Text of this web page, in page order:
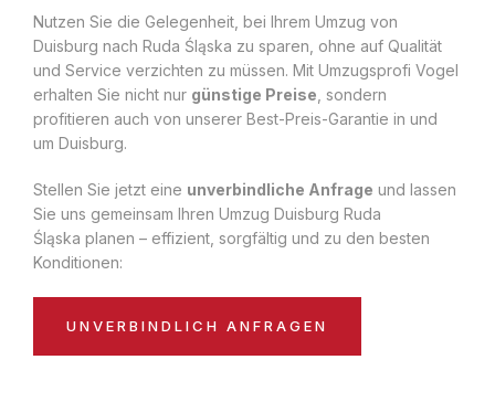
Nutzen Sie die Gelegenheit, bei Ihrem Umzug von
Duisburg nach Ruda Śląska zu sparen, ohne auf Qualität
und Service verzichten zu müssen. Mit Umzugsprofi Vogel
erhalten Sie nicht nur günstige Preise , sondern
profitieren auch von unserer Best-Preis-Garantie in und
um Duisburg.
Stellen Sie jetzt eine unverbindliche Anfrage und lassen
Sie uns gemeinsam Ihren Umzug Duisburg Ruda
Śląska planen – effizient, sorgfältig und zu den besten
Konditionen:
UNVERBINDLICH ANFRAGEN